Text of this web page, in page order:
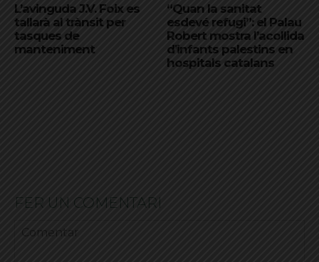
L’avinguda J.V. Foix es
tallarà al trànsit per
tasques de
manteniment
“Quan la sanitat
esdevé refugi”: el Palau
Robert mostra l’acollida
d’infants palestins en
hospitals catalans
FER UN COMENTARI